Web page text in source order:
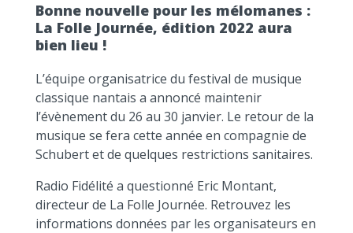
Bonne nouvelle pour les mélomanes :
La Folle Journée, édition 2022 aura
bien lieu !
L’équipe organisatrice du festival de musique
classique nantais a annoncé maintenir
l’évènement du 26 au 30 janvier. Le retour de la
musique se fera cette année en compagnie de
Schubert et de quelques restrictions sanitaires.
Radio Fidélité a questionné Eric Montant,
directeur de La Folle Journée. Retrouvez les
informations données par les organisateurs en